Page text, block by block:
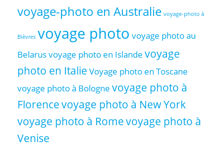
voyage-photo en Australie voyage-photo à
Bièvres voyage photo voyage photo au
Belarusvoyage photo en Islande voyage
photo en Italie Voyage photo en Toscane
voyage photo à Bologne voyage photo à
Florencevoyage photo à New York
voyage photo à Romevoyage photo à
Venise